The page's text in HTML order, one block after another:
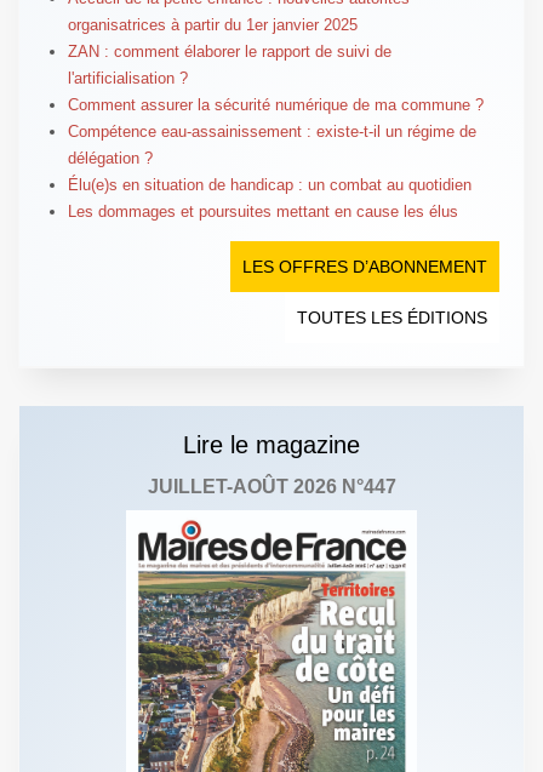
organisatrices à partir du 1er janvier 2025
ZAN : comment élaborer le rapport de suivi de
l'artificialisation ?
Comment assurer la sécurité numérique de ma commune ?
Compétence eau-assainissement : existe-t-il un régime de
délégation ?
Élu(e)s en situation de handicap : un combat au quotidien
Les dommages et poursuites mettant en cause les élus
LES OFFRES D’ABONNEMENT
TOUTES LES ÉDITIONS
Lire le magazine
JUILLET-AOÛT 2026 N°447